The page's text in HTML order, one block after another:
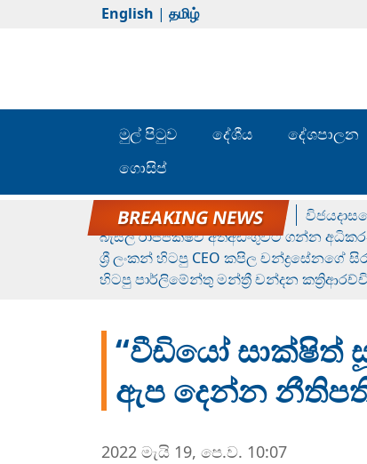
English | தமிழ்
මුල් පිටුව දේශීය දේශපාලන
ගොසිප්
රන් ගෙනා රුමේෂ්ගේ හෙල්ලය
බැසිල් රාජපක්ෂව අත්අඩංගුවට ගන්න
ශ්‍රී ලංකන් හිටපු CEO කපිල
හිටපු පාර්ලිමේන්තු මන්ත්‍රී චන්දන
“වීඩියෝ සාක්ෂිත්
ඇප දෙන්න
2022 මැයි 19, පෙ.ව. 10:07